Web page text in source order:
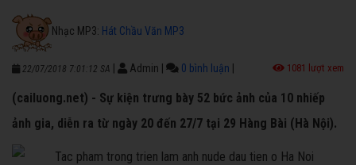
Nhạc MP3: Hát Chầu Văn MP3
22/07/2018 7:01:12 SA Admin 0 bình luận 1081 lượt xem
(cailuong.net) - Sự kiện trưng bày 52 bức ảnh của 10 nhiếp
ảnh gia, diễn ra từ ngày 20 đến 27/7 tại 29 Hàng Bài (Hà Nội).